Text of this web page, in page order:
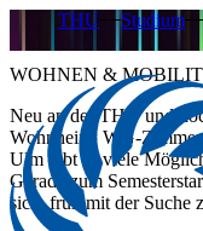
THU Studium
WOHNEN &
Neu an der THU und
Wohnheim, WG-
Ulm gibt es viele
Gerade zum
sich, früh mit der Suche